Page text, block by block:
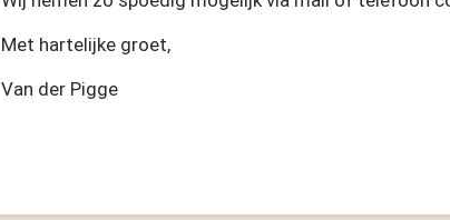
Met hartelijke groet,
Van der Pigge